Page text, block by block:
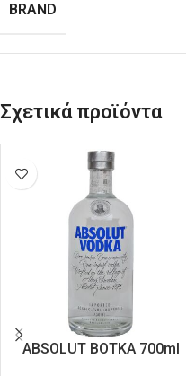
BRAND
Σχετικά προϊόντα
ΑΒSOLUT ΒΟΤΚΑ 700ml